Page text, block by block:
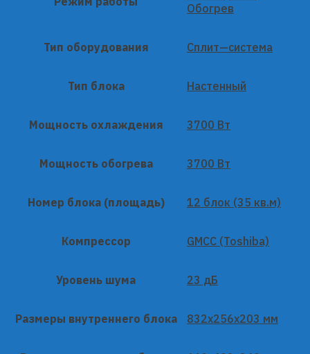
Обогрев
Тип оборудования Сплит—система
Тип блока Настенный
Мощность охлаждения 3700 Вт
Мощность обогрева 3700 Вт
Номер блока (площадь) 12 блок (35 кв.м)
Компрессор GMCC (Toshiba)
Уровень шума 23 дБ
Размеры внутреннего блока 832x256x203 мм